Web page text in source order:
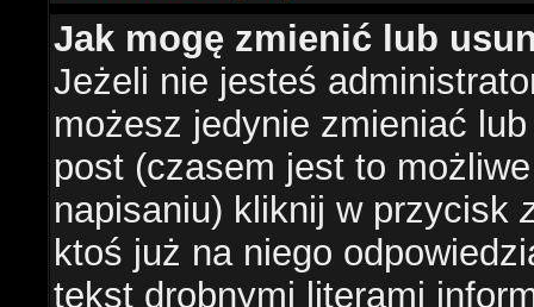
Jak mogę zmienić lub
Jeżeli nie jesteś
możesz jedynie zmieniać
post (czasem jest to
napisaniu) kliknij w przycisk
ktoś już na niego
tekst drobnymi literami